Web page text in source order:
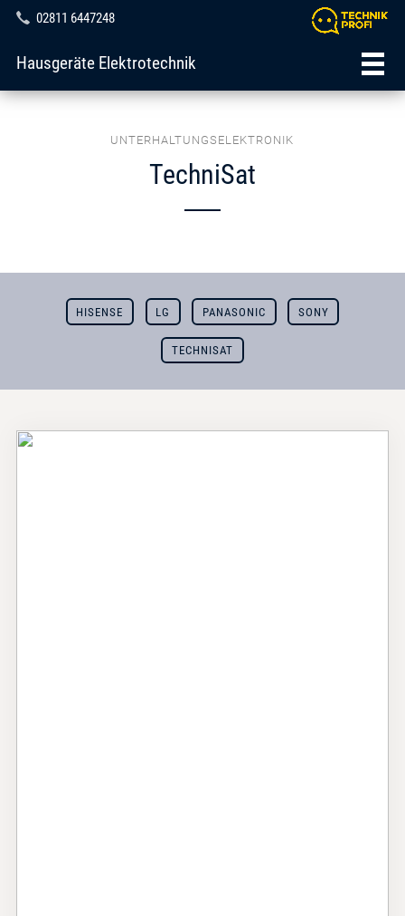
02811 6447248
Hausgeräte Elektrotechnik
UNTERHALTUNGSELEKTRONIK
TechniSat
HISENSE LG PANASONIC SONY
TECHNISAT